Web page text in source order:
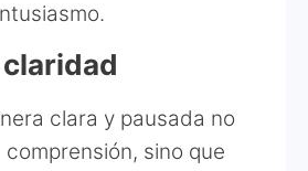
clara y pausada no
sino que